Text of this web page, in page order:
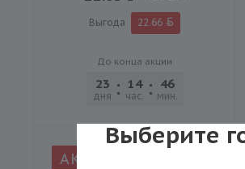
Выберите
Выгода 22.66
До конца акции
23
дня
14
час.
46
мин.
АКЦИЯ